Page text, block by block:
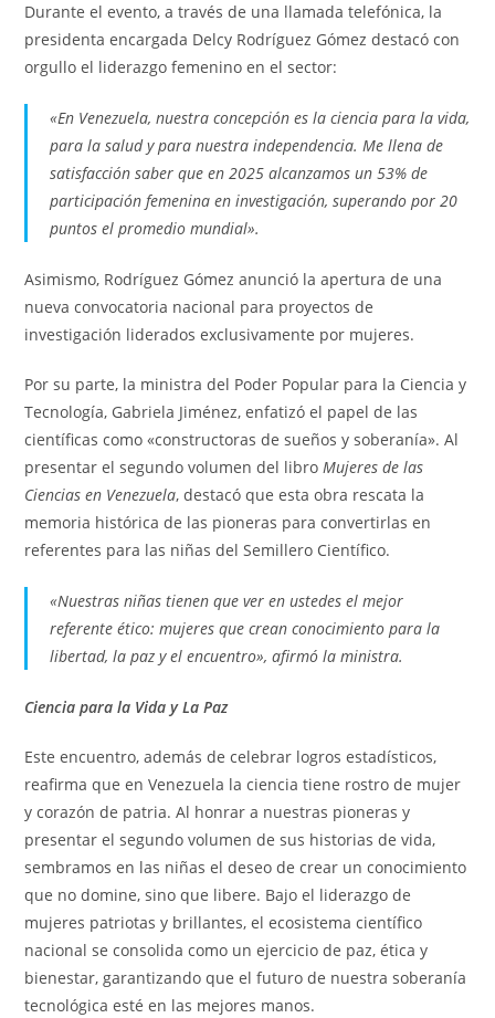
Durante el evento, a través de una llamada telefónica, la
presidenta encargada Delcy Rodríguez Gómez destacó con
orgullo el liderazgo femenino en el sector:
«En Venezuela, nuestra concepción es la ciencia para la vida,
para la salud y para nuestra independencia. Me llena de
satisfacción saber que en 2025 alcanzamos un 53% de
participación femenina en investigación, superando por 20
puntos el promedio mundial».
Asimismo, Rodríguez Gómez anunció la apertura de una
nueva convocatoria nacional para proyectos de
investigación liderados exclusivamente por mujeres.
Por su parte, la ministra del Poder Popular para la Ciencia y
Tecnología, Gabriela Jiménez, enfatizó el papel de las
científicas como «constructoras de sueños y soberanía». Al
presentar el segundo volumen del libroMujeres de las
Ciencias en Venezuela, destacó que esta obra rescata la
memoria histórica de las pioneras para convertirlas en
referentes para las niñas del Semillero Científico.
«Nuestras niñas tienen que ver en ustedes el mejor
referente ético: mujeres que crean conocimiento para la
libertad, la paz y el encuentro», afirmó la ministra.
Ciencia para la Vida y La Paz
Este encuentro, además de celebrar logros estadísticos,
reafirma que en Venezuela la ciencia tiene rostro de mujer
y corazón de patria. Al honrar a nuestras pioneras y
presentar el segundo volumen de sus historias de vida,
sembramos en las niñas el deseo de crear un conocimiento
que no domine, sino que libere. Bajo el liderazgo de
mujeres patriotas y brillantes, el ecosistema científico
nacional se consolida como un ejercicio de paz, ética y
bienestar, garantizando que el futuro de nuestra soberanía
tecnológica esté en las mejores manos.